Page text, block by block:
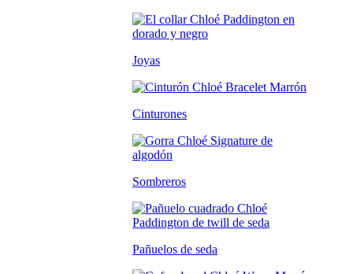
Joyas
Cinturones
Sombreros
Pañuelos de seda